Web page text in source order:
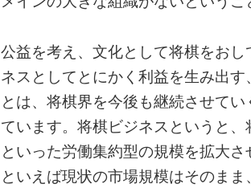
公益を考え、文化として将棋をお
ネスとしてとにかく利益を生み出
とは、将棋界を今後も継続させて
ています。将棋ビジネスというと
といった労働集約型の規模を拡大
といえば現状の市場規模はそのま